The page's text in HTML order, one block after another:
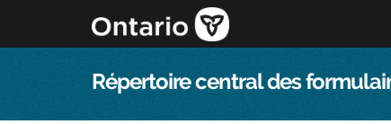
au
Répertoire central des